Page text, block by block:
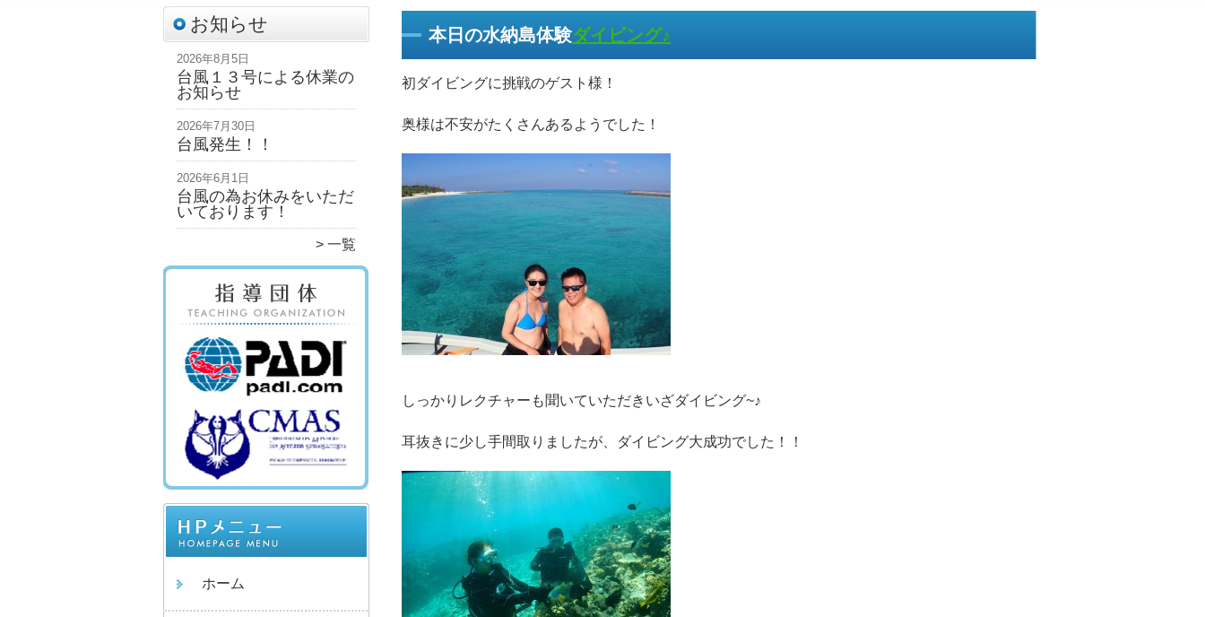
お知らせ
2026年8月5日
台風１３号による休業の
お知らせ
2026年7月30日
台風発生！！
2026年6月1日
台風の為お休みをいただ
いております！
一覧
ホーム
本日の水納島体験ダイビング♪
初ダイビングに挑戦のゲスト様！
奥様は不安がたくさんあるようでした！
しっかりレクチャーも聞いていただきいざダイビング~♪
耳抜きに少し手間取りましたが、ダイビング大成功でした！！